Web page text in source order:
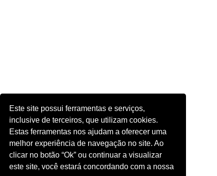
Este site possui ferramentas e serviços,
inclusive de terceiros, que utilizam cookies.
Estas ferramentas nos ajudam a oferecer uma
melhor experiência de navegação no site. Ao
clicar no botão “Ok” ou continuar a visualizar
este site, você estará concordando com a nossa